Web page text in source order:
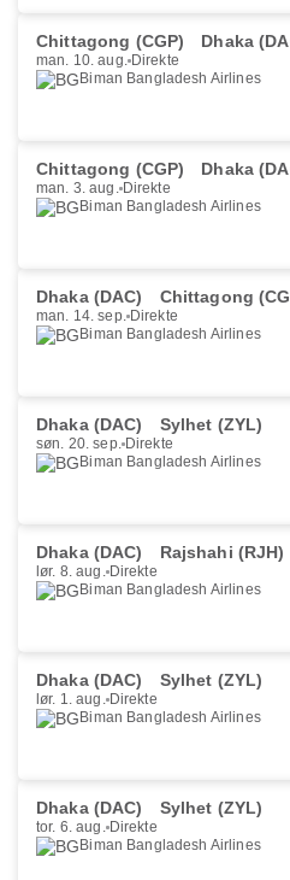
Chittagong (CGP) Dhaka
man. 10. aug. Direkte
Biman Bangladesh Airlines
Chittagong (CGP) Dhaka
man. 3. aug. Direkte
Biman Bangladesh Airlines
Dhaka (DAC) Chittagong
man. 14. sep. Direkte
Biman Bangladesh Airlines
Dhaka (DAC) Sylhet (ZYL)
søn. 20. sep. Direkte
Biman Bangladesh Airlines
Dhaka (DAC) Rajshahi (RJH)
lør. 8. aug. Direkte
Biman Bangladesh Airlines
Dhaka (DAC) Sylhet (ZYL)
lør. 1. aug. Direkte
Biman Bangladesh Airlines
Dhaka (DAC) Sylhet (ZYL)
tor. 6. aug. Direkte
Biman Bangladesh Airlines